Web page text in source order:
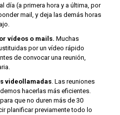
día (a primera hora y a última, por
mail, y deja las demás horas
vídeos o mails. Muchas
por un vídeo rápido
de convocar una reunión,
videollamadas. Las reuniones
hacerlas más eficientes.
que no duren más de 30
planificar previamente todo lo